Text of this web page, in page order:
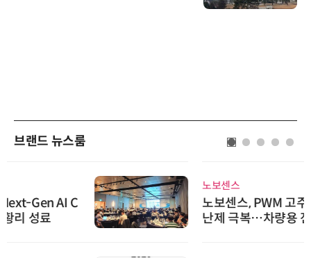
브랜드 뉴스룸
노보센스, PWM 고주파 과도 간섭
난제 극복…차량용 전류 감지 증폭